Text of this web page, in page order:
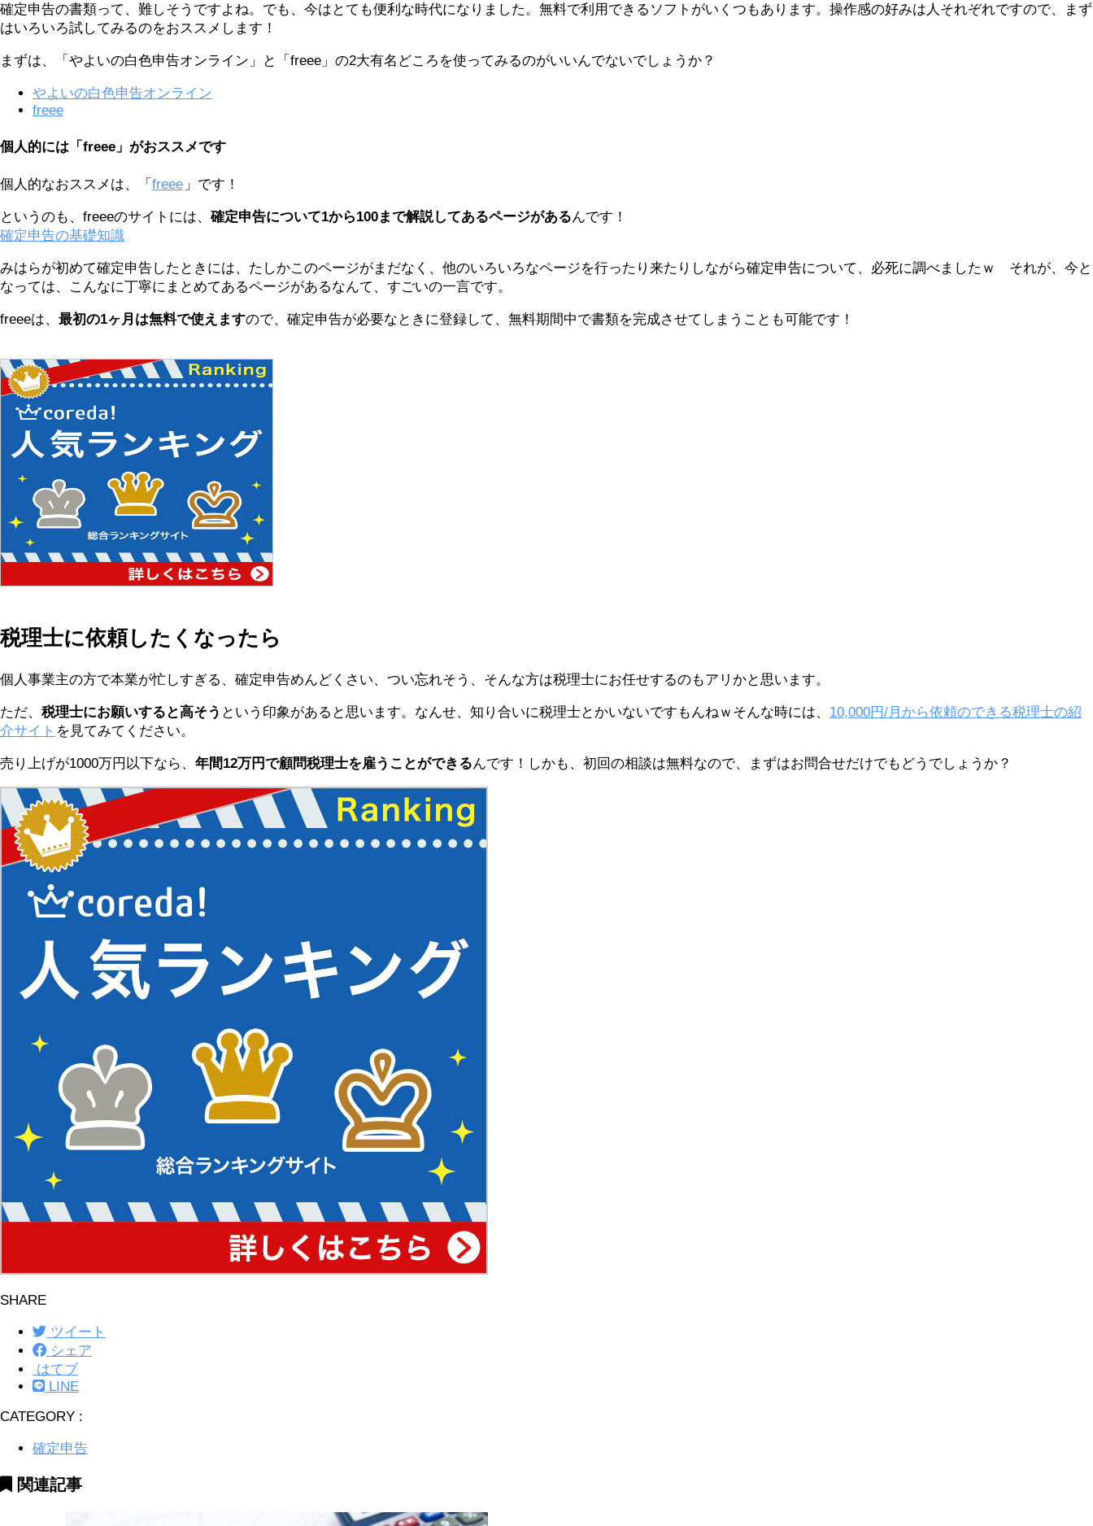
確定申告の書類って、難しそうですよね。でも、今はとても便利な時代になりました。無料で利用できるソフトがいくつもあります。操作感の好みは人それぞれですので、まず
はいろいろ試してみるのをおススメします！
まずは、「やよいの白色申告オンライン」と「freee」の2大有名どころを使ってみるのがいいんでないでしょうか？
やよいの白色申告オンライン
freee
個人的には「freee」がおススメです
個人的なおススメは、「 freee 」です！
というのも、freeeのサイトには、 確定申告について1から100まで解説してあるページがあるんです！
確定申告の基礎知識
みはらが初めて確定申告したときには、たしかこのページがまだなく、他のいろいろなページを行ったり来たりしながら確定申告について、必死に調べましたｗ それが、今と
なっては、こんなに丁寧にまとめてあるページがあるなんて、すごいの一言です。
freeeは、 最初の1ヶ月は無料で使えますので、確定申告が必要なときに登録して、無料期間中で書類を完成させてしまうことも可能です！
税理士に依頼したくなったら
個人事業主の方で本業が忙しすぎる、確定申告めんどくさい、つい忘れそう、そんな方は税理士にお任せするのもアリかと思います。
ただ、 税理士にお願いすると高そう という印象があると思います。なんせ、知り合いに税理士とかいないですもんねｗそんな時には、 10,000円/月から依頼のできる税理士の紹
介サイト を見てみてください。
売り上げが1000万円以下なら、 年間12万円で顧問税理士を雇うことができるんです！しかも、初回の相談は無料なので、まずはお問合せだけでもどうでしょうか？
SHARE
ツイート
シェア
はてブ
LINE
CATEGORY :
確定申告
関連記事